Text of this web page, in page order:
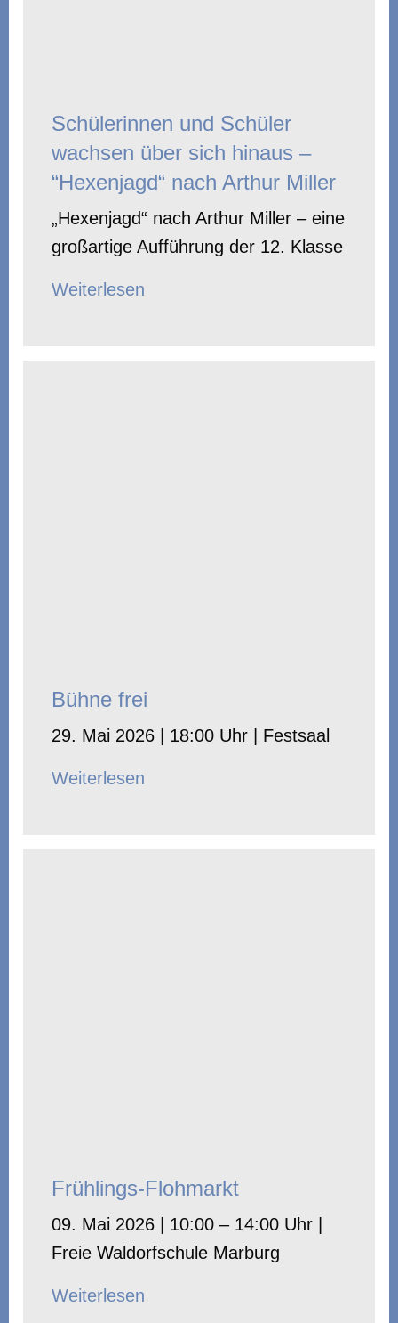
Schülerinnen und Schüler
wachsen über sich hinaus –
“Hexenjagd“ nach Arthur Miller
„Hexenjagd“ nach Arthur Miller – eine
großartige Aufführung der 12. Klasse
Weiterlesen
Bühne frei
29. Mai 2026 | 18:00 Uhr | Festsaal
Weiterlesen
Frühlings-Flohmarkt
09. Mai 2026 | 10:00 – 14:00 Uhr |
Freie Waldorfschule Marburg
Weiterlesen